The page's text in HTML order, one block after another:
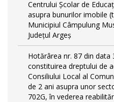
Centrului Școlar de
asupra bunurilor imobile
Municipiul Câmpulung
Județul Argeș
Hotărârea nr. 87 din data
constituirea dreptului de
Consiliului Local al
de 2 ani asupra unor
702G, în vederea